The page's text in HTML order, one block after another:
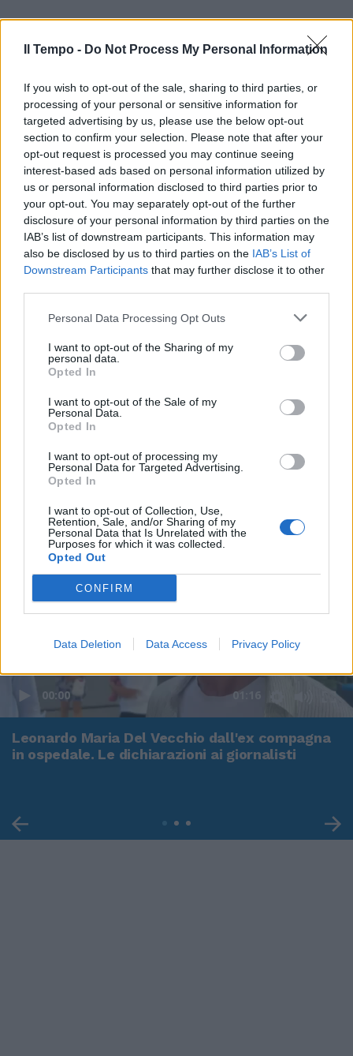
Il Tempo - Do Not Process My Personal Information
If you wish to opt-out of the sale, sharing to third parties, or
processing of your personal or sensitive information for
targeted advertising by us, please use the below opt-out
section to confirm your selection. Please note that after your
opt-out request is processed you may continue seeing
interest-based ads based on personal information utilized by
us or personal information disclosed to third parties prior to
your opt-out. You may separately opt-out of the further
disclosure of your personal information by third parties on the
IAB’s list of downstream participants. This information may
also be disclosed by us to third parties on the IAB’s List of
Downstream Participants that may further disclose it to other
Personal Data Processing Opt Outs
I want to opt-out of the Sharing of my
personal data.
Opted In
I want to opt-out of the Sale of my
Personal Data.
Opted In
I want to opt-out of processing my
Personal Data for Targeted Advertising.
Opted In
I want to opt-out of Collection, Use,
Retention, Sale, and/or Sharing of my
Personal Data that Is Unrelated with the
Purposes for which it was collected.
Opted Out
CONFIRM
Data Deletion Data Access Privacy Policy
00:00 01:16
Leonardo Maria Del Vecchio dall'ex compagna
in ospedale. Le dichiarazioni ai giornalisti